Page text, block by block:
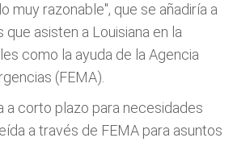
muy razonable", que se añadiría a
asisten a Louisiana en la
como la ayuda de la Agencia
(FEMA).
a corto plazo para necesidades
a través de FEMA para asuntos